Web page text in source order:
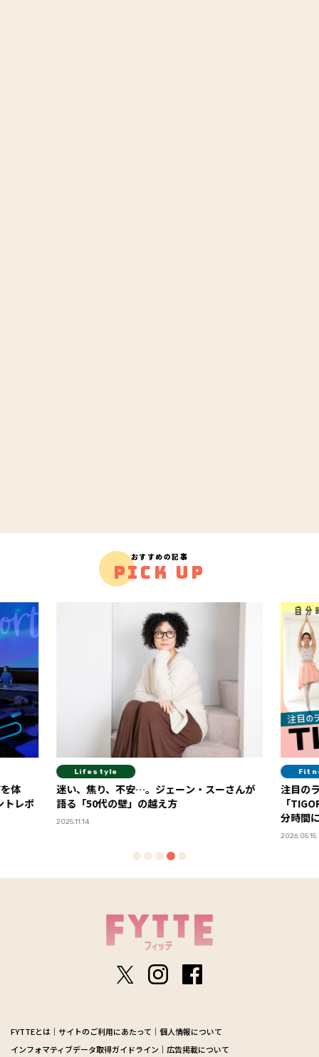
おすすめの記事
PICK UP
んが
Fitness
注目のライフスタイル・アイコンが選ぶ
「TIGORA」の“UVカット＋α”ウエアで、自
分時間に集中し、体と心を整える夏に！
スーパ
教え
2026.06.19
FYTTEとは サイトのご利用にあたって
個人情報について
インフォマティブデータ取得ガイドライン
広告掲載について